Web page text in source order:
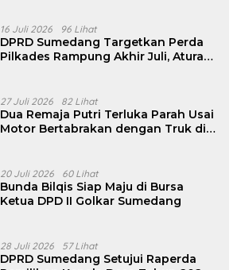
16 Juli 2026 96 Lihat
DPRD Sumedang Targetkan Perda
Pilkades Rampung Akhir Juli, Aturan
27 Juli 2026 82 Lihat
Dua Remaja Putri Terluka Parah Usai
Motor Bertabrakan dengan Truk di
20 Juli 2026 60 Lihat
Bunda Bilqis Siap Maju di Bursa
Ketua DPD II Golkar Sumedang
28 Juli 2026 57 Lihat
DPRD Sumedang Setujui Raperda